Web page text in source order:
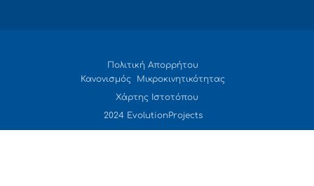
Πολιτική Απορρήτου
Κανονισμός Μικροκινητικότητας
Χάρτης Ιστοτόπου
2024 EvolutionProjects